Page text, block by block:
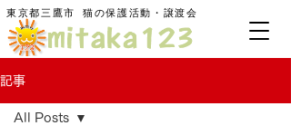
東京都三鷹市 ​猫の保護活動・譲渡会
記事
All Posts